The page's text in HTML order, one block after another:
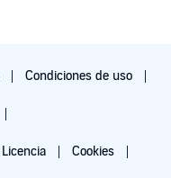
Condiciones de uso
Licencia Cookies